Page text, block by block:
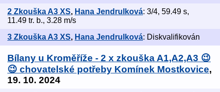
2 Zkouška A3 XS, Hana Jendrulková: 3/4, 59.49 s,
11.49 tr. b., 3.28 m/s
3 Zkouška A3 XS, Hana Jendrulková: Diskvalifikován
Bílany u Kroměříže - 2 x zkouška A1,A2,A3 😉
😉 chovatelské potřeby Komínek Mostkovice,
19. 10. 2024